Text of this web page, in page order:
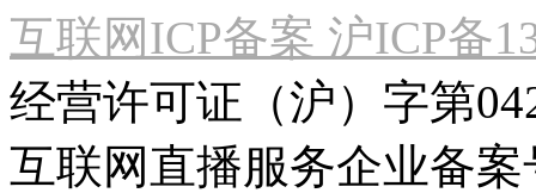
互联网ICP备案 沪ICP备
经营许可证（沪）字第
互联网直播服务企业备案